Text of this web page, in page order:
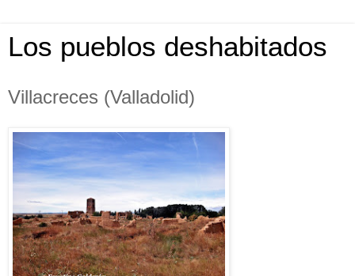
Los pueblos deshabitados
Villacreces (Valladolid)